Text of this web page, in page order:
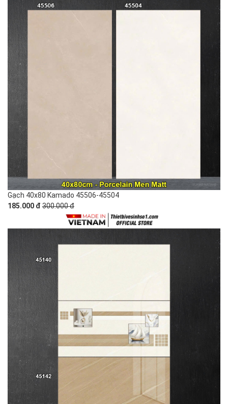
Gạch 40x80 Kamado 45506-45504
185.000 đ 300.000 đ